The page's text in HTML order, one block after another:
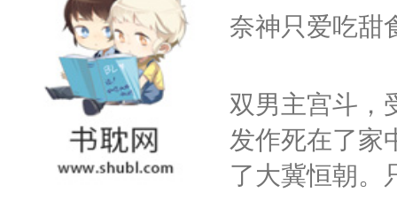
I，他们决定
莲花可不止有
点脑袋，看着
常见问题一：
教科书版：“
奈神只爱吃甜
双男主宫斗，
发作死在了家
了大冀恒朝。